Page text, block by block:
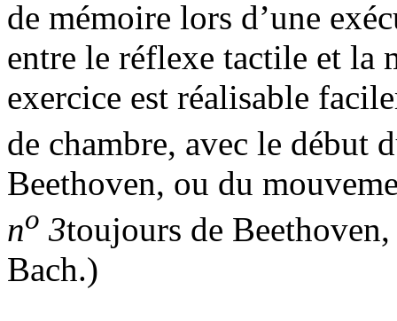
de mémoire lors d’une
entre le réflexe tactile et la
exercice est réalisable
de chambre, avec le début
Beethoven, ou du
no 3toujours de
Bach.)